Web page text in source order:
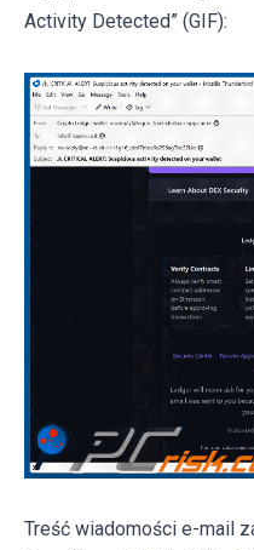
Activity Detected” (GIF):
Treść wiadomości e-mail